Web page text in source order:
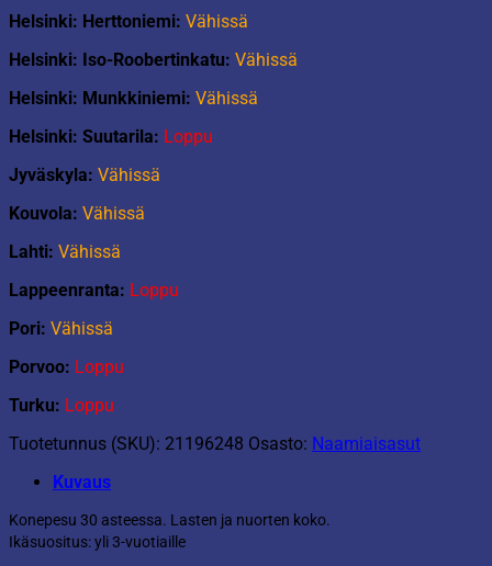
Helsinki: Herttoniemi: Vähissä
Helsinki: Iso-Roobertinkatu: Vähissä
Helsinki: Munkkiniemi: Vähissä
Helsinki: Suutarila: Loppu
Jyväskyla: Vähissä
Kouvola: Vähissä
Lahti: Vähissä
Lappeenranta: Loppu
Pori: Vähissä
Porvoo: Loppu
Turku: Loppu
Tuotetunnus (SKU): 21196248 Osasto: Naamiaisasut
Kuvaus
Konepesu 30 asteessa. Lasten ja nuorten koko.
Ikäsuositus: yli 3-vuotiaille